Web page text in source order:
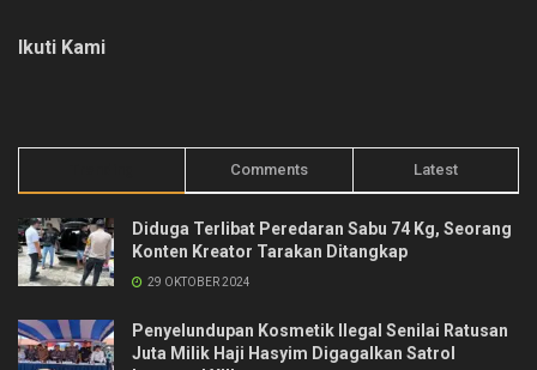
Ikuti Kami
Comments Latest
Diduga Terlibat Peredaran Sabu 74 Kg, Seorang
Konten Kreator Tarakan Ditangkap
29 OKTOBER 2024
Penyelundupan Kosmetik Ilegal Senilai Ratusan
Juta Milik Haji Hasyim Digagalkan Satrol